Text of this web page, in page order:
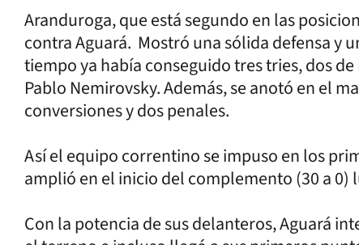
Aranduroga, que está segundo en las
contra Aguará. Mostró una sólida defensa y
tiempo ya había conseguido tres tries, dos
Pablo Nemirovsky. Además, se anotó en el
conversiones y dos penales.
Así el equipo correntino se impuso en los
amplió en el inicio del complemento (30 a 0)
Con la potencia de sus delanteros, Aguará